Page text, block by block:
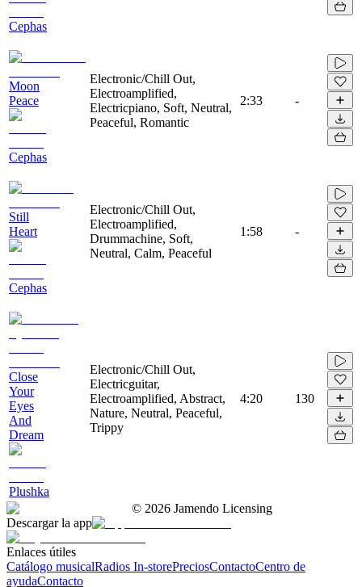
Cephas
Moon
Peace
Cephas
Electronic/Chill Out,
Electroamplified,
Electricpiano, Soft, Neutral,
Peaceful, Romantic
2:33 -
Still
Heart
Cephas
Electronic/Chill Out,
Electroamplified,
Drummachine, Soft,
Neutral, Calm, Peaceful
1:58 -
Close
Your
Eyes
And
Dream
Plushka
Electronic/Chill Out,
Electricguitar,
Electroamplified, Abstract,
Nature, Neutral, Peaceful,
Trippy
4:20 130
© 2026 Jamendo Licensing
Descargar la app
Enlaces útiles
Catálogo musicalRadios In-storePreciosContactoCentro de
ayudaContacto